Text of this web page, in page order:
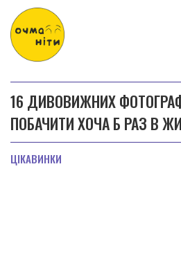
16 ДИВОВИЖНИХ
ПОБАЧИТИ ХОЧА Б РАЗ В
ЦІКАВИНКИ